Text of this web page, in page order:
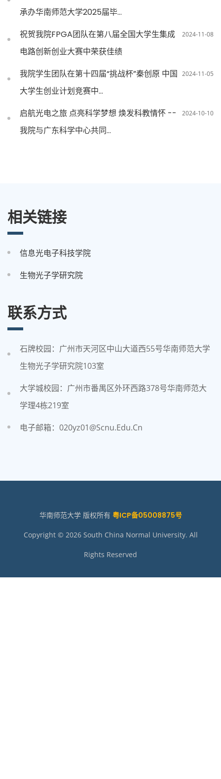
承办华南师范大学2025届毕...
2024-11-08
祝贺我院FPGA团队在第八届全国大学生集成
电路创新创业大赛中荣获佳绩
2024-11-05
我院学生团队在第十四届“挑战杯”秦创原 中国
大学生创业计划竞赛中...
2024-10-10
启航光电之旅 点亮科学梦想 焕发科教情怀 --
我院与广东科学中心共同...
相关链接
信息光电子科技学院
生物光子学研究院
联系方式
石牌校园：广州市天河区中山大道西55号华南师范大学
生物光子学研究院103室
大学城校园：广州市番禺区外环西路378号华南师范大
学理4栋219室
电子邮箱：020yz01@scnu.edu.cn
华南师范大学 版权所有 粤ICP备05008875号
Copyright © 2026 South China Normal University. All
Rights Reserved